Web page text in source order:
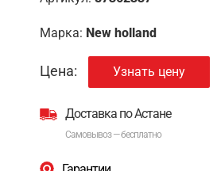
Марка: New holland
Цена: Узнать цену
Доставка по Астане
Самовывоз — бесплатно